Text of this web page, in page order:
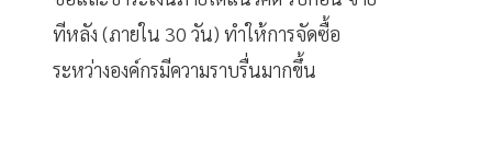
ทีหลัง (ภายใน 30 วัน) ทำให้การจัดซื้อ
ระหว่างองค์กรมีความราบรื่นมากขึ้น